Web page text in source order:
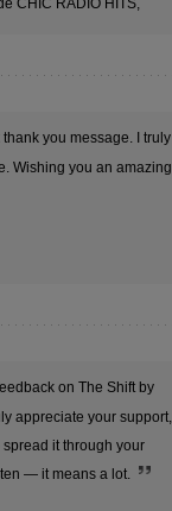
you message. I truly
Wishing you an amazing
on The Shift by
appreciate your support,
it through your
— it means a lot.